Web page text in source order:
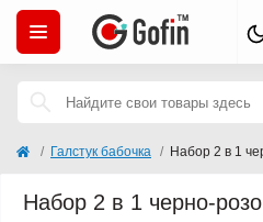
Галстук бабочка Набор 2 в 1
Набор 2 в 1 черно-